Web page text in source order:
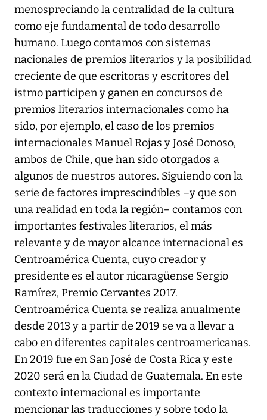
menospreciando la centralidad de la cultura
como eje fundamental de todo desarrollo
humano. Luego contamos con sistemas
nacionales de premios literarios y la posibilidad
creciente de que escritoras y escritores del
istmo participen y ganen en concursos de
premios literarios internacionales como ha
sido, por ejemplo, el caso de los premios
internacionales Manuel Rojas y José Donoso,
ambos de Chile, que han sido otorgados a
algunos de nuestros autores. Siguiendo con la
serie de factores imprescindibles –y que son
una realidad en toda la región– contamos con
importantes festivales literarios, el más
relevante y de mayor alcance internacional es
Centroamérica Cuenta, cuyo creador y
presidente es el autor nicaragüense Sergio
Ramírez, Premio Cervantes 2017.
Centroamérica Cuenta se realiza anualmente
desde 2013 y a partir de 2019 se va a llevar a
cabo en diferentes capitales centroamericanas.
En 2019 fue en San José de Costa Rica y este
2020 será en la Ciudad de Guatemala. En este
contexto internacional es importante
mencionar las traducciones y sobre todo la